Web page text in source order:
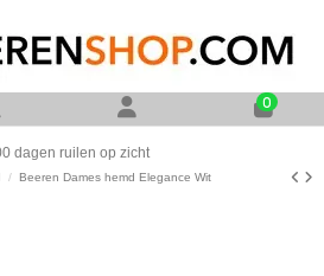
0
werkdagen voor 23:00 uur besteld zelfde dag
Beeren Dames hemd Elegance Wit